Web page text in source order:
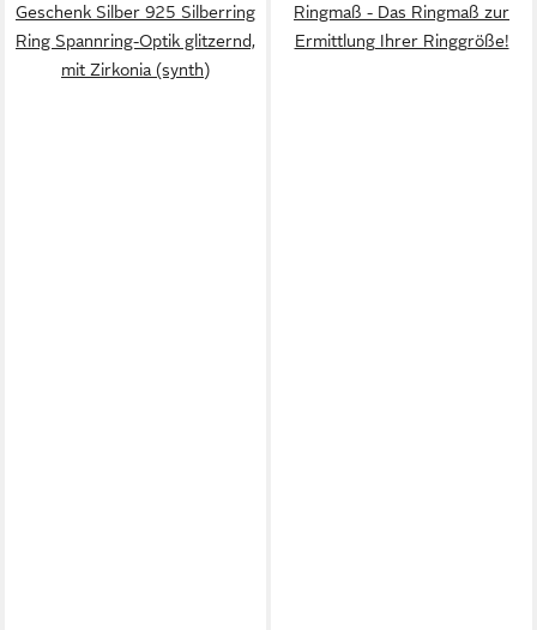
Geschenk Silber 925 Silberring
Ring Spannring-Optik glitzernd,
mit Zirkonia (synth)
Ringmaß - Das Ringmaß zur
Ermittlung Ihrer Ringgröße!